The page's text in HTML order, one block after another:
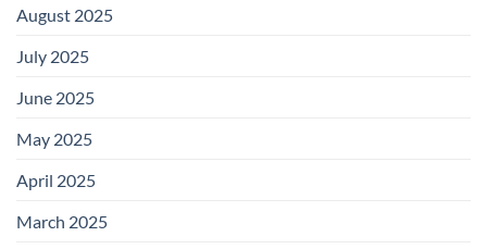
August 2025
July 2025
June 2025
May 2025
April 2025
March 2025